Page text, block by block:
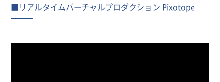
■リアルタイムバーチャルプロダクション Pixotope